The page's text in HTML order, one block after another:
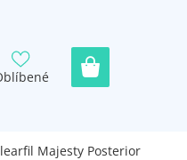
Majesty Posterior